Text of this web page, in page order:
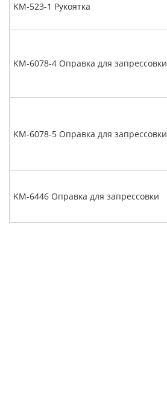
KM-523-1 Рукоятка
KM-6078-4 Оправка для запрессовки
KM-6078-5 Оправка для запрессовки
KM-6446 Оправка для запрессовки